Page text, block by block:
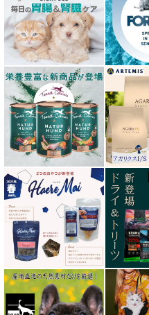
エクイリブリア EQUILIBRIA
エンパイア EMPIRE
オージー ラム プラス Aussie
カントリーロード Country
キアオラ kiaora
キャノフィラ
グリーンフィッシュ GreenFish
ケリーアンドコー Kelly＆Co’s
サンデーペッツ Sunday Pets
サンユー研究所